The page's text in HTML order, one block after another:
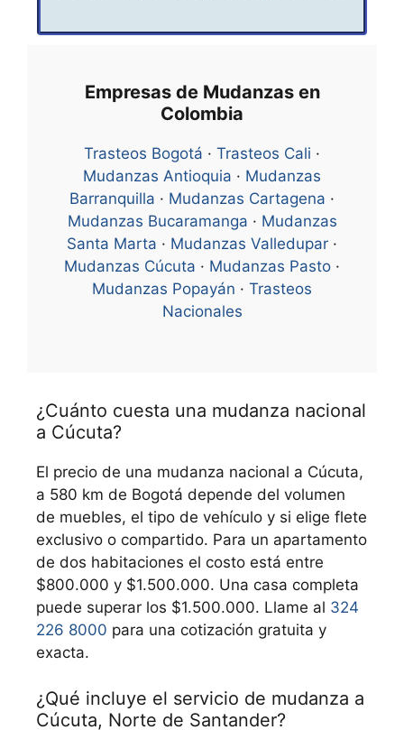
Empresas de Mudanzas en
Colombia
Trasteos Bogotá · Trasteos Cali ·
Mudanzas Antioquia · Mudanzas
Barranquilla · Mudanzas Cartagena ·
Mudanzas Bucaramanga · Mudanzas
Santa Marta · Mudanzas Valledupar ·
Mudanzas Cúcuta · Mudanzas Pasto ·
Mudanzas Popayán · Trasteos
Nacionales
¿Cuánto cuesta una mudanza nacional
a Cúcuta?
El precio de una mudanza nacional a Cúcuta,
a 580 km de Bogotá depende del volumen
de muebles, el tipo de vehículo y si elige flete
exclusivo o compartido. Para un apartamento
de dos habitaciones el costo está entre
$800.000 y $1.500.000. Una casa completa
puede superar los $1.500.000. Llame al 324
226 8000 para una cotización gratuita y
exacta.
¿Qué incluye el servicio de mudanza a
Cúcuta, Norte de Santander?